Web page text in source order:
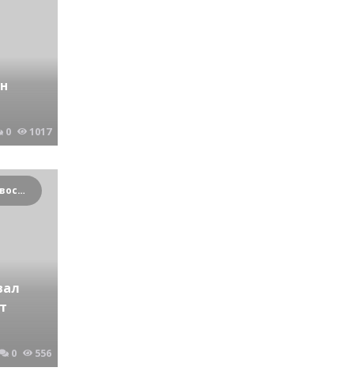
0 1017
Криминальные новости Новосибирска и Сибирского региона
0 556